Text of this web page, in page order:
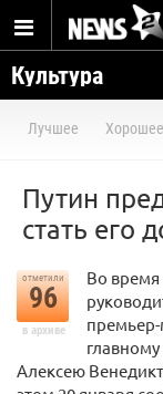
Культура
Лучшее Хорошее
Путин
стать его
отметили
96
в архиве
Во время
Алексею